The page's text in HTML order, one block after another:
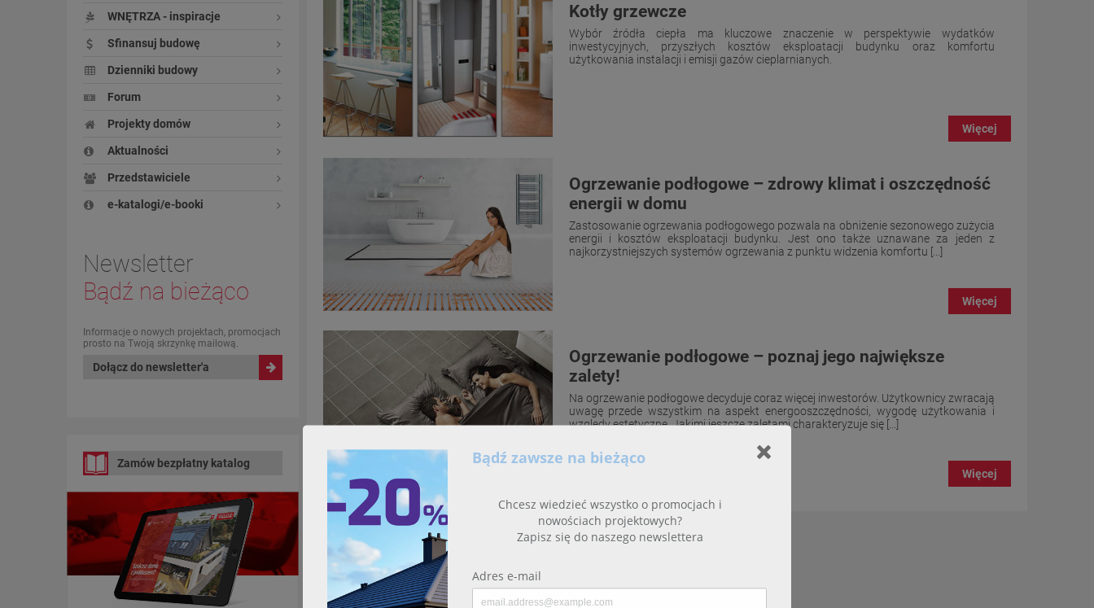
WNĘTRZA - inspiracje
Sfinansuj budowę
Dzienniki budowy
Forum
Projekty domów
Aktualności
Przedstawiciele
e-katalogi/e-booki
Newsletter
Bądź na bieżąco
Informacje o nowych projektach, promocjach
prosto na Twoją skrzynkę mailową.
Dołącz do newsletter'a
Zamów bezpłatny katalog
Kotły grzewcze
Wybór źródła ciepła ma kluczowe znaczenie w perspektywie wydatków
inwestycyjnych, przyszłych kosztów eksploatacji budynku oraz komfortu
użytkowania instalacji i emisji gazów cieplarnianych.
Więcej
Ogrzewanie podłogowe – zdrowy klimat i oszczędność
energii w domu
Zastosowanie ogrzewania podłogowego pozwala na obniżenie sezonowego zużycia
energii i kosztów eksploatacji budynku. Jest ono także uznawane za jeden z
najkorzystniejszych systemów ogrzewania z punktu widzenia komfortu [...]
Więcej
Ogrzewanie podłogowe – poznaj jego największe
zalety!
Na ogrzewanie podłogowe decyduje coraz więcej inwestorów. Użytkownicy zwracają
uwagę przede wszystkim na aspekt energooszczędności, wygodę użytkowania i
względy estetyczne. Jakimi jeszcze zaletami charakteryzuje się [...]
Więcej